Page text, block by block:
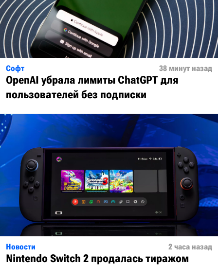
Софт 38 минут назад
OpenAI убрала лимиты ChatGPT для
пользователей без подписки
Новости 2 часа назад
Nintendo Switch 2 продалась тиражом